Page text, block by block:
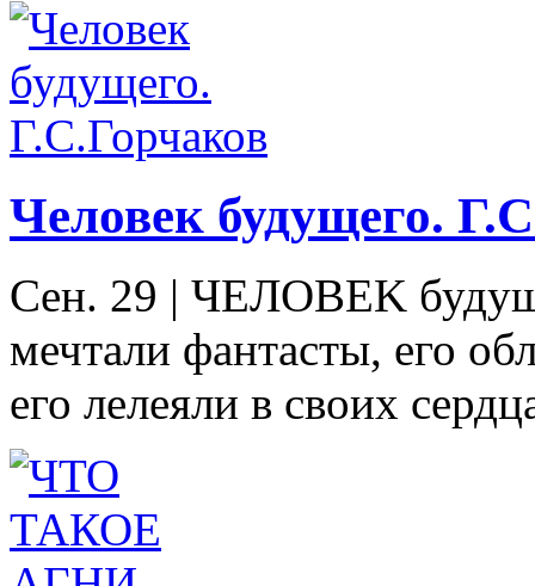
Человек будущего.
Сен. 29 | ЧEЛOBEK
мечтали фантасты, его
его лелеяли в своих